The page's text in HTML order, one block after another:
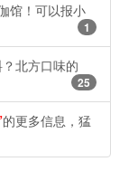
馆！可以报小
1
北方口味的
25
的更多信息，猛